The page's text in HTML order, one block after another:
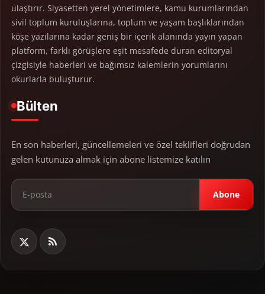
ulaştırır. Siyasetten yerel yönetimlere, kamu kurumlarından
sivil toplum kuruluşlarına, toplum ve yaşam başlıklarından
köşe yazılarına kadar geniş bir içerik alanında yayın yapan
platform, farklı görüşlere eşit mesafede duran editoryal
çizgisiyle haberleri ve bağımsız kalemlerin yorumlarını
okurlarla buluşturur.
Bülten
En son haberleri, güncellemeleri ve özel teklifleri doğrudan
gelen kutunuza almak için abone listemize katılın
Abone